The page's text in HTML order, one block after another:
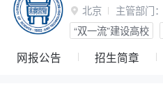
 北京 主管部门：
“双一流”建设高校
网报公告 招生简章